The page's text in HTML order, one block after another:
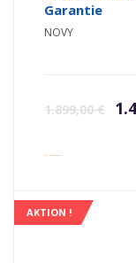
Garantie
NOVY
1.899,00€
inkl. Versandkosten
AKTION !